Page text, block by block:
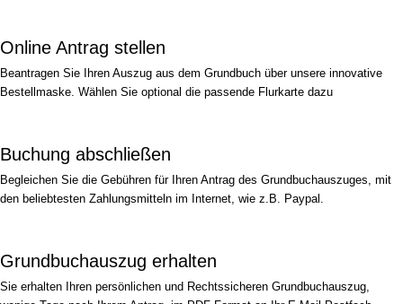
Online Antrag stellen
Beantragen Sie Ihren Auszug aus dem Grundbuch über unsere innovative
Bestellmaske. Wählen Sie optional die passende Flurkarte dazu
Buchung abschließen
Begleichen Sie die Gebühren für Ihren Antrag des Grundbuchauszuges, mit
den beliebtesten Zahlungsmitteln im Internet, wie z.B. Paypal.
Grundbuchauszug erhalten
Sie erhalten Ihren persönlichen und Rechtssicheren Grundbuchauszug,